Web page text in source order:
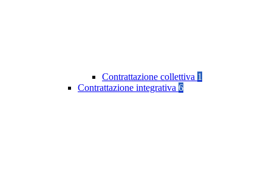
Contrattazione collettiva 1
Contrattazione integrativa 6